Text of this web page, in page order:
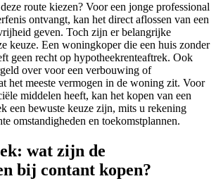
route kiezen? Voor een jonge professional
ontvangt, kan het direct aflossen van een
geven. Toch zijn er belangrijke
keuze. Een woningkoper die een huis zonder
geen recht op hypotheekrenteaftrek. Ook
over voor een verbouwing of
het meeste vermogen in de woning zit. Voor
middelen heeft, kan het kopen van een
een bewuste keuze zijn, mits u rekening
omstandigheden en toekomstplannen.
wat zijn de
bij contant kopen?